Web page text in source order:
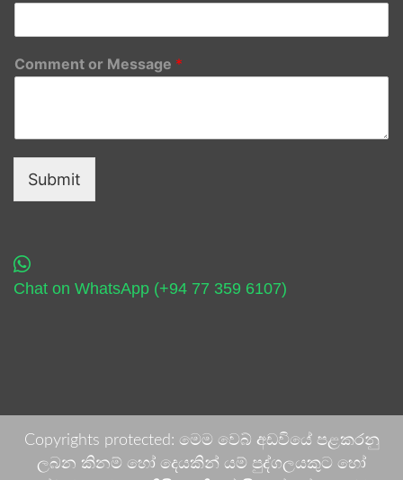
Comment or Message *
Submit
Chat on WhatsApp (+94 77 359 6107)
Copyrights protected: මෙම වෙබ් අඩවියේ පළකරනු
ලබන කිනම් හෝ දෙයකින් යම් පුද්ගලයකුට හෝ